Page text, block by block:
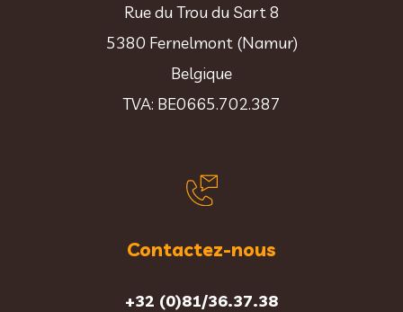
Rue du Trou du Sart 8
5380 Fernelmont (Namur)
Belgique
TVA: BE0665.702.387
Contactez-nous
+32 (0)81/36.37.38